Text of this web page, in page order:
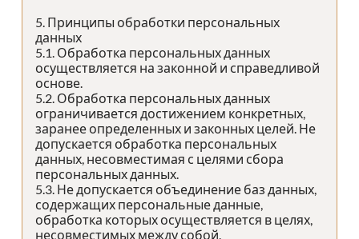
5. Принципы обработки персональных
данных
5.1. Обработка персональных данных
осуществляется на законной и справедливой
основе.
5.2. Обработка персональных данных
ограничивается достижением конкретных,
заранее определенных и законных целей. Не
допускается обработка персональных
данных, несовместимая с целями сбора
персональных данных.
5.3. Не допускается объединение баз данных,
содержащих персональные данные,
обработка которых осуществляется в целях,
несовместимых между собой.